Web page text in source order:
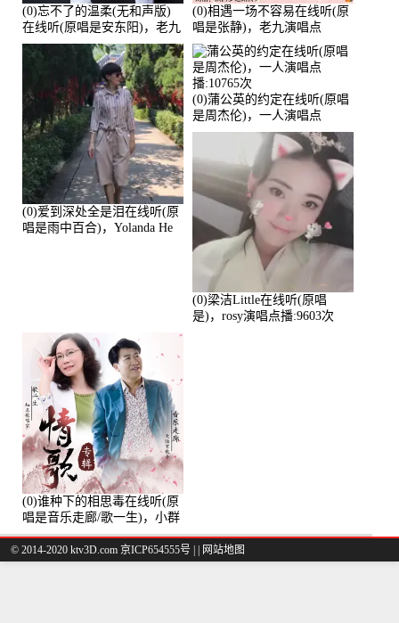
(0)忘不了的温柔(无和声版)
在线听(原唱是安东阳)，老九
演唱点播:17392次
(0)相遇一场不容易在线听(原
唱是张静)，老九演唱点
播:11453次
(0)爱到深处全是泪在线听(原
唱是雨中百合)，Yolanda He
(0)蒲公英的约定在线听(原唱
是周杰伦)，一人演唱点
播:10765次
(0)梁洁Little在线听(原唱
是)，rosy演唱点播:9603次
(0)谁种下的相思毒在线听(原
唱是音乐走廊/歌一生)，小群
演唱点播:8975次
© 2014-2020 ktv3D.com 京ICP654555号 | 网站地图